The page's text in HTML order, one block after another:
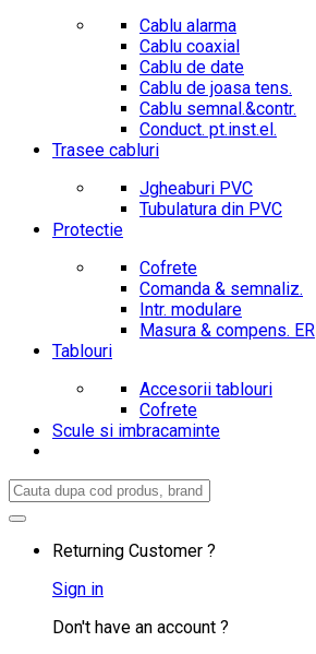
Cablu alarma
Cablu coaxial
Cablu de date
Cablu de joasa tens.
Cablu semnal.&contr.
Conduct. pt.inst.el.
Trasee cabluri
Jgheaburi PVC
Tubulatura din PVC
Protectie
Cofrete
Comanda & semnaliz.
Intr. modulare
Masura & compens. ER
Tablouri
Accesorii tablouri
Cofrete
Scule si imbracaminte
Search
Returning Customer ?
Sign in
Don't have an account ?